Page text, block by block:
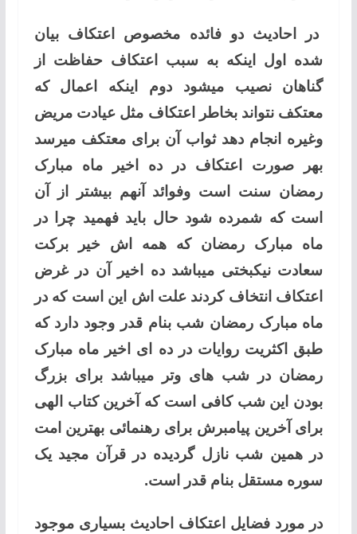
در احادیث دو فائده مخصوص اعتکاف بیان
شده اول اینکه به سبب اعتکاف حفاظت از
گناهان نصیب میشود دوم اینکه اعمال که
معتکف نتواند بخاطر اعتکاف مثل عیادت مریض
وغیره انجام دهد ثواب آن برای معتکف میرسد
بهر صورت اعتکاف در ده اخیر ماه مبارک
رمضان سنت است وفوائد آنهم بیشتر از آن
است که شمرده شود حال باید فهمید چرا در
ماه مبارک رمضان که همه اش خیر برکت
سعادت نیکبختی میباشد ده اخیر آن در غرض
اعتکاف انتخاف کردند علت اش این است که در
ماه مبارک رمضان شب بنام قدر وجود دارد که
طبق اکثریت روایات در ده ای اخیر ماه مبارک
رمضان در شب های وتر میباشد برای بزرگ
بودن این شب کافی است که آخرین کتاب الهی
برای آخرین پیامبرش برای رهنمائی بهترین امت
در همین شب نازل گردیده در قرآن مجید یک
سوره مستقل بنام قدر است.
در مورد فضایل اعتکاف احادیث بسیاری موجود